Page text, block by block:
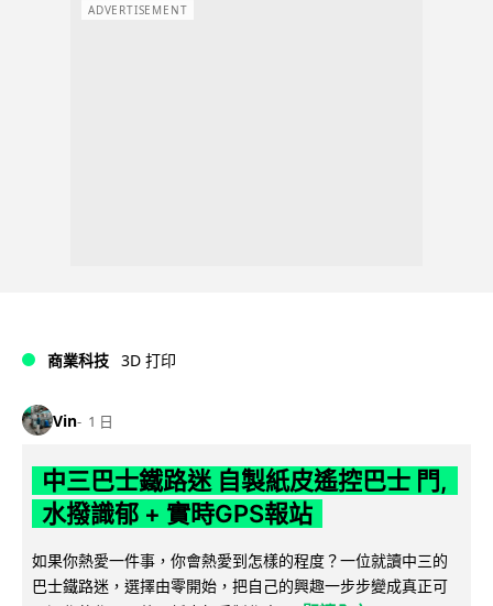
ADVERTISEMENT
商業科技 3D 打印
Vin 1 日
中三巴士鐵路迷 自製紙皮遙控巴士 門,
水撥識郁 + 實時GPS報站
如果你熱愛一件事，你會熱愛到怎樣的程度？一位就讀中三的
巴士鐵路迷，選擇由零開始，把自己的興趣一步步變成真正可